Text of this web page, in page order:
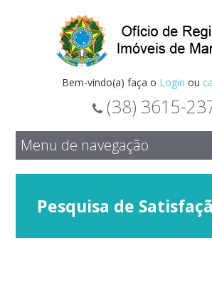
Bem-vindo(a) faça o Login ou
(38) 3615-
Menu de navegação
Pesquisa de